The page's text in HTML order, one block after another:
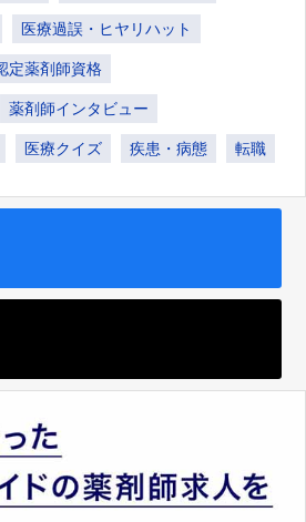
医療過誤・ヒヤリハット
定薬剤師資格
薬剤師インタビュー
医療クイズ 疾患・病態 転職